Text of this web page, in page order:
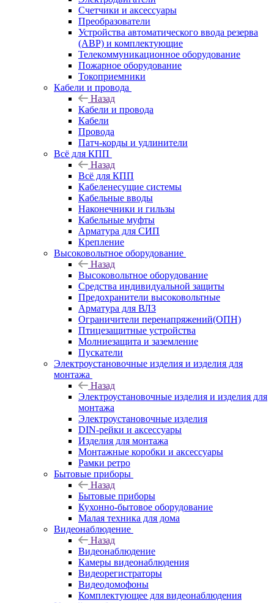
Счетчики и аксессуары
Преобразователи
Устройства автоматического ввода резерва
(АВР) и комплектующие
Телекоммуникационное оборудование
Пожарное оборудование
Токоприемники
Кабели и провода
Назад
Кабели и провода
Кабели
Провода
Патч-корды и удлинители
Всё для КПП
Назад
Всё для КПП
Кабеленесущие системы
Кабельные вводы
Наконечники и гильзы
Кабельные муфты
Арматура для СИП
Крепление
Высоковольтное оборудование
Назад
Высоковольтное оборудование
Средства индивидуальной защиты
Предохранители высоковольтные
Арматура для ВЛЗ
Ограничители перенапряжений(ОПН)
Птицезащитные устройства
Молниезащита и заземление
Пускатели
Электроустановочные изделия и изделия для
монтажа
Назад
Электроустановочные изделия и изделия для
монтажа
Электроустановочные изделия
DIN-рейки и аксессуары
Изделия для монтажа
Монтажные коробки и аксессуары
Рамки ретро
Бытовые приборы
Назад
Бытовые приборы
Кухонно-бытовое оборудование
Малая техника для дома
Видеонаблюдение
Назад
Видеонаблюдение
Камеры видеонаблюдения
Видеорегистраторы
Видеодомофоны
Комплектующее для видеонаблюдения